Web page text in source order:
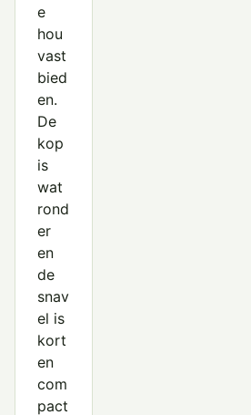
e
hou
vast
bied
en.
De
kop
is
wat
rond
er
en
de
snav
el is
kort
en
com
pact